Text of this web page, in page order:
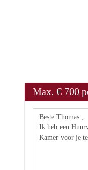
voor de
Leeuwarden?
Max. € 700